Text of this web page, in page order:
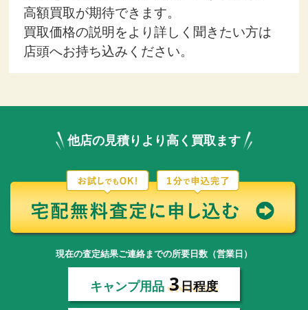
高額買取が期待できます。
買取価格の説明をより詳しく聞きたい方は
店頭へお持ち込みください。
他店の見積りより高く買取ます
現在の査定結果ご連絡までの所要日数（営業日）
キャンプ用品 3日程度